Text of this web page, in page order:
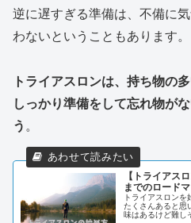
逆に遅すぎる準備は、不備に
わないということもあります。
トライアスロンは、持ち物の
しっかり準備をして忘れ物が
う 。
【トライアス
までのロード
トライアスロン
たくさんあると思
味はあるけど難し